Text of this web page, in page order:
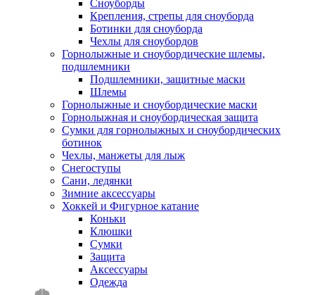
Сноуборды
Крепления, стрепы для сноуборда
Ботинки для сноуборда
Чехлы для сноубордов
Горнолыжные и сноубордические шлемы,
подшлемники
Подшлемники, защитные маски
Шлемы
Горнолыжные и сноубордические маски
Горнолыжная и сноубордическая защита
Сумки для горнолыжных и сноубордических
ботинок
Чехлы, манжеты для лыж
Снегоступы
Сани, ледянки
Зимние аксессуары
Хоккей и Фигурное катание
Коньки
Клюшки
Сумки
Защита
Аксессуары
Одежда